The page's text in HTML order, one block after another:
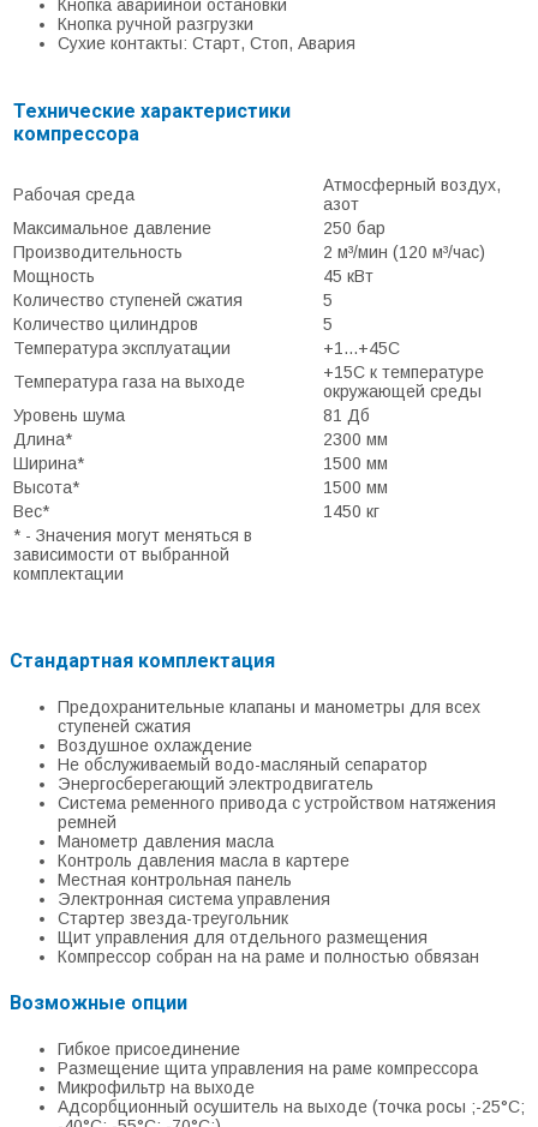
Кнопка аварийной остановки
Кнопка ручной разгрузки
Сухие контакты: Старт, Стоп, Авария
Технические характеристики
компрессора
Рабочая среда
Атмосферный воздух,
азот
Максимальное давление
250 бар
Производительность
2 м³/мин (120 м³/час)
Мощность
45 кВт
Количество ступеней сжатия
5
Количество цилиндров
5
Температура эксплуатации
+1...+45С
Температура газа на выходе
+15С к температуре
окружающей среды
Уровень шума
81 Дб
Длина*
2300 мм
Ширина*
1500 мм
Высота*
1500 мм
Вес*
1450 кг
* - Значения могут меняться в
зависимости от выбранной
комплектации
Стандартная комплектация
Предохранительные клапаны и манометры для всех
ступеней сжатия
Воздушное охлаждение
Не обслуживаемый водо-масляный сепаратор
Энергосберегающий электродвигатель
Система ременного привода с устройством натяжения
ремней
Манометр давления масла
Контроль давления масла в картере
Местная контрольная панель
Электронная система управления
Стартер звезда-треугольник
Щит управления для отдельного размещения
Компрессор собран на на раме и полностью обвязан
Возможные опции
Гибкое присоединение
Размещение щита управления на раме компрессора
Микрофильтр на выходе
Адсорбционный осушитель на выходе (точка росы ;-25°С;